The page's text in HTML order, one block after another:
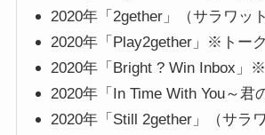
2020年「2gether」（サラワッ
2020年「Play2gether」※トー
2020年「Bright ? Win Inbox」
2020年「In Time With You～
2020年「Still 2gether」（サラ